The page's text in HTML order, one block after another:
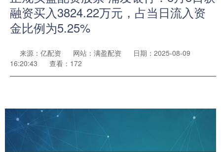
融资买入3824.22万元，占当日流入资
金比例为5.25%
来源：亿配资 网站：满盈配资
日期：2025-08-09
16:20:43
查看：172